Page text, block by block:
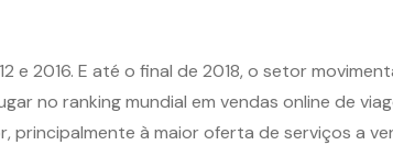
2016. E até o final de 2018, o setor
no ranking mundial em vendas online de
principalmente à maior oferta de serviços a